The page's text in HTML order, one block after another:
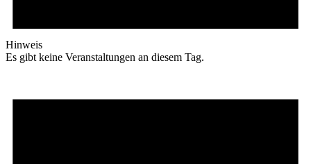
Hinweis
Es gibt keine Veranstaltungen an diesem Tag.